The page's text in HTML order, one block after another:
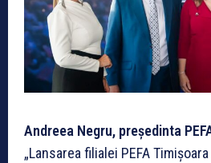
Andreea Negru, președinta
„Lansarea filialei PEFA